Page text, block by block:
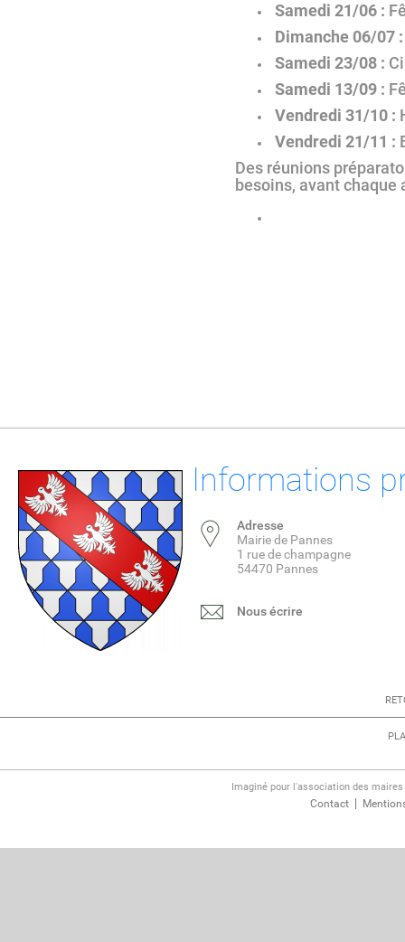
Samedi 21/06 :
Dimanche 06/07 :
Samedi 23/08 :
Samedi 13/09 :
Vendredi 31/10 :
Vendredi 21/11 :
Des réunions
besoins, avant chaque
Informations
Adresse
Mairie de Pannes
1 rue de champagne
54470 Pannes
Nous écrire
Imaginé pour l'association des
Contact